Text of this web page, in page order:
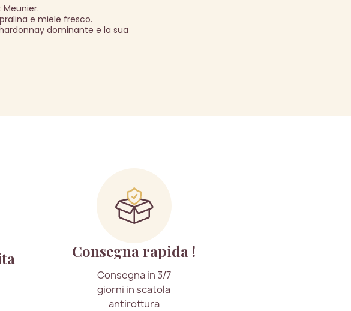
e miele fresco.
dominante e la sua
Consegna rapida !
Consegna in 3/7
giorni in scatola
antirottura